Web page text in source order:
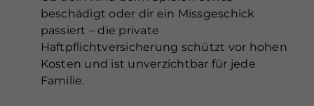
beschädigt oder dir ein Missgeschick
passiert – die private
Haftpflichtversicherung schützt vor hohen
Kosten und ist unverzichtbar für jede
Familie.